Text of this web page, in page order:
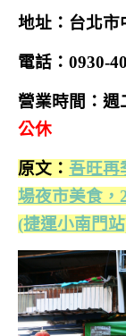
地址：台北市
電話：0930-
營業時間：週
公休
原文： 吾旺再
場夜市美食，
(捷運小南門